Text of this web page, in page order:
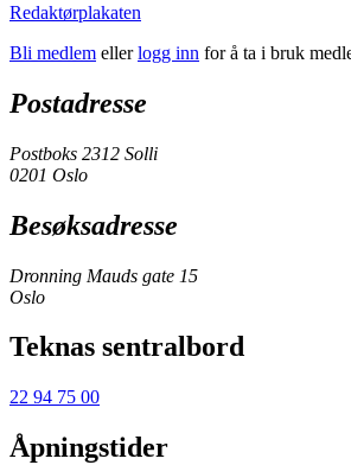
Redaktørplakaten
Bli medlem ellerlogg inn for å ta i bruk
Postadresse
Postboks 2312 Solli
0201 Oslo
Besøksadresse
Dronning Mauds gate 15
Oslo
Teknas sentralbord
22 94 75 00
Åpningstider